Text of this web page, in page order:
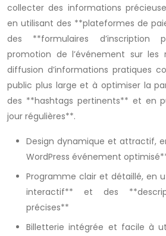
collecter des informations
en utilisant des **plateformes de
des **formulaires d’inscription
promotion de l’événement sur les
diffusion d’informations pratiques
public plus large et à optimiser la
des **hashtags pertinents** et en
jour régulières**.
Design dynamique et attractif,
WordPress événement
Programme clair et détaillé, en
interactif** et des
précises**
Billetterie intégrée et facile à